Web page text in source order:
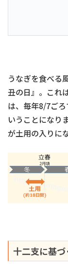
うなぎを食べる
丑の日』。これ
は、毎年8/7ご
いうことになり
が土用の入りに
十二支に基づ